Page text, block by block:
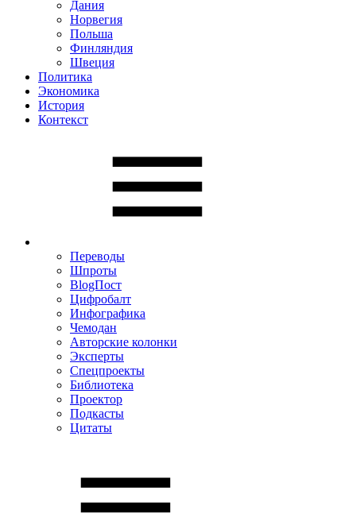
Дания
Норвегия
Польша
Финляндия
Швеция
Политика
Экономика
История
Контекст
Переводы
Шпроты
BlogПост
Цифробалт
Инфографика
Чемодан
Авторские колонки
Эксперты
Спецпроекты
Библиотека
Проектор
Подкасты
Цитаты